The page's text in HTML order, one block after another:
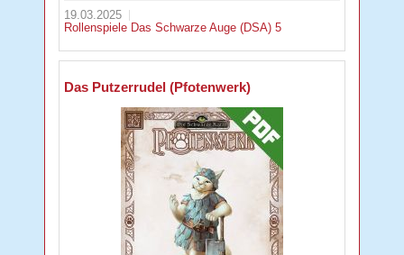
19.03.2025
Rollenspiele Das Schwarze Auge (DSA) 5
Das Putzerrudel (Pfotenwerk)